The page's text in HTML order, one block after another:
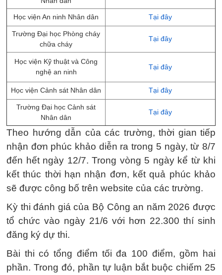
Học viện An ninh Nhân dân Tại đây
Trường Đại học Phòng cháy
chữa cháy
Tại đây
Học viện Kỹ thuật và Công
nghệ an ninh
Tại đây
Học viện Cảnh sát Nhân dân Tại đây
Trường Đại học Cảnh sát
Nhân dân
Tại đây
Theo hướng dẫn của các trường, thời gian tiếp
nhận đơn phúc khảo diễn ra trong 5 ngày, từ 8/7
đến hết ngày 12/7. Trong vòng 5 ngày kể từ khi
kết thúc thời hạn nhận đơn, kết quả phúc khảo
sẽ được công bố trên website của các trường.
Kỳ thi đánh giá của Bộ Công an năm 2026 được
tổ chức vào ngày 21/6 với hơn 22.300 thí sinh
đăng ký dự thi.
Bài thi có tổng điểm tối đa 100 điểm, gồm hai
phần. Trong đó, phần tự luận bắt buộc chiếm 25